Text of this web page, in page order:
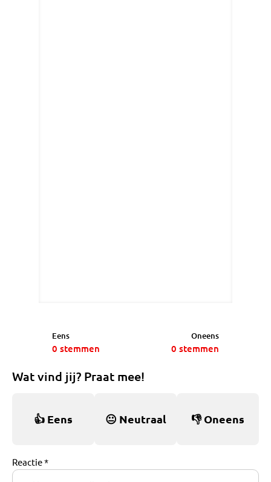
Eens
0 stemmen
Oneens
0 stemmen
Wat vind jij? Praat mee!
👍 Eens 😐 Neutraal 👎Oneens
Reactie *